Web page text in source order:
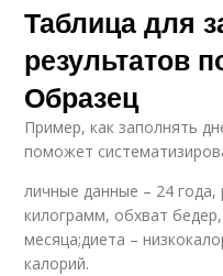
Таблица для
результатов
Образец
Пример, как заполнять
поможет
личные данные – 24 года,
килограмм, обхват
месяца;диета –
калорий.